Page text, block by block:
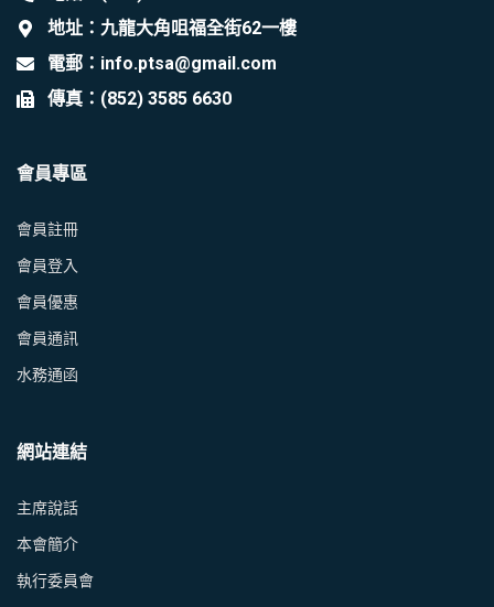
地址：九龍大角咀福全街62一樓
電郵：info.ptsa@gmail.com
傳真：(852) 3585 6630
會員專區
會員註冊
會員登入
會員優惠
會員通訊
水務通函
網站連結
主席說話
本會簡介
執行委員會